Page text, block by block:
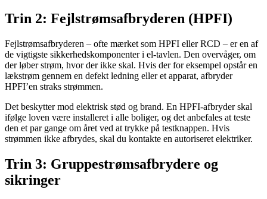
Trin 2: Fejlstrømsafbryderen (HPFI)
Fejlstrømsafbryderen – ofte mærket som HPFI eller RCD – er en af
de vigtigste sikkerhedskomponenter i el-tavlen. Den overvåger, om
der løber strøm, hvor der ikke skal. Hvis der for eksempel opstår en
lækstrøm gennem en defekt ledning eller et apparat, afbryder
HPFI’en straks strømmen.
Det beskytter mod elektrisk stød og brand. En HPFI-afbryder skal
ifølge loven være installeret i alle boliger, og det anbefales at teste
den et par gange om året ved at trykke på testknappen. Hvis
strømmen ikke afbrydes, skal du kontakte en autoriseret elektriker.
Trin 3: Gruppestrømsafbrydere og
sikringer